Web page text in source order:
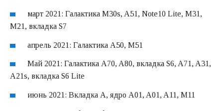
март 2021: Галактика M30s, A51, Note10 Lite, M31,
M21, вкладка S7
апрель 2021: Галактика A50, M51
Май 2021: Галактика A70, A80, вкладка S6, A71, A31,
A21s, вкладка S6 Lite
июнь 2021: Вкладка A, ядро A01, A01, A11, M11